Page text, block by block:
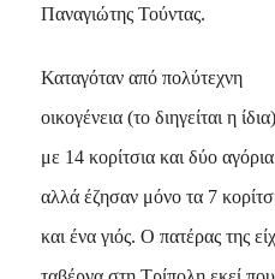
Παναγιώτης Τούντας.
Καταγόταν από πολύτεχνη
οικογένεια (το διηγείται η ίδια)
με 14 κορίτσια και δύο αγόρια
αλλά έζησαν μόνο τα 7
και ένα γιός. Ο πατέρας της